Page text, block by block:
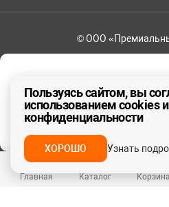
Главная Каталог Корзина
ДА, ВЕРНО
© ООО
Пользуясь сайтом, вы
использованием cookies
конфиденциальности
ХОРОШО Узнать